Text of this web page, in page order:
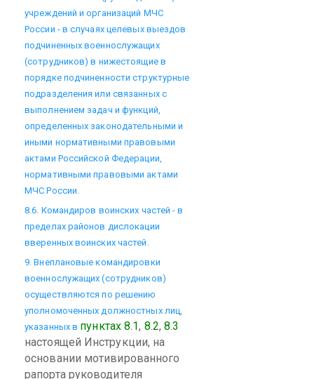
учреждений и организаций МЧС
России - в случаях целевых выездов
подчиненных военнослужащих
(сотрудников) в нижестоящие в
порядке подчиненности структурные
подразделения или связанных с
выполнением задач и функций,
определенных законодательными и
иными нормативными правовыми
актами Российской Федерации,
нормативными правовыми актами
МЧС России.
8.6. Командиров воинских частей - в
пределах районов дислокации
вверенных воинских частей.
9. Внеплановые командировки
военнослужащих (сотрудников)
осуществляются по решению
уполномоченных должностных лиц,
указанных в пунктах 8.1, 8.2,8.3
настоящей Инструкции, на
основании мотивированного
рапорта руководителя